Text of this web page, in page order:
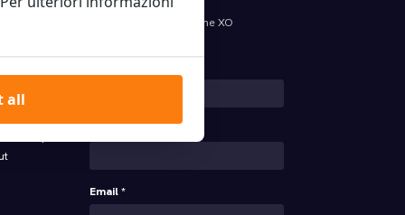
Yes! I want to receive the XO
Email *
all